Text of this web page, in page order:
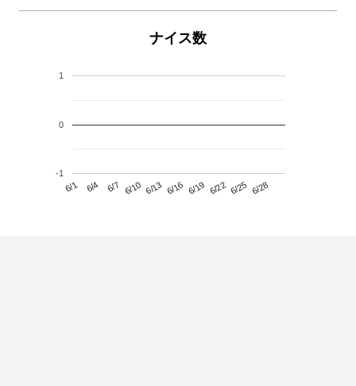
ナイス数
6/1 6/4 6/7 6/10 6/13 6/16 6/19 6/22 6/25 6/28
-1
0
1